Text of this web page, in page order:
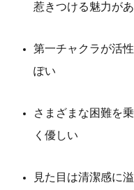
惹きつける魅力が
第一チャクラが活
ぽい
さまざまな困難を
く優しい
見た目は清潔感に